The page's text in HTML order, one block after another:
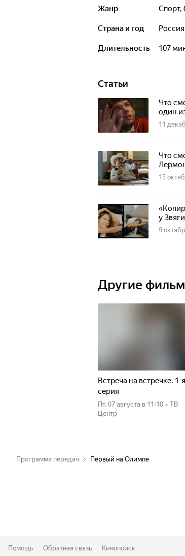
Жанр
Страна и год
Длительность 107
Статьи
Что
один
11
Что
15
у
9
Другие
Встреча на встречке. 1-я
серия
пт, 07 августа в 11:10 • ТВ
Центр
Программа передач Первый на Олимпе
Помощь Обратная связь Кинопоиск